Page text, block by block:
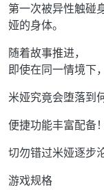
第一次被异性触碰
娅的身体。
随着故事推进，
即使在同一情境下
米娅究竟会堕落到
便捷功能丰富配备！
切勿错过米娅逐步
游戏规格